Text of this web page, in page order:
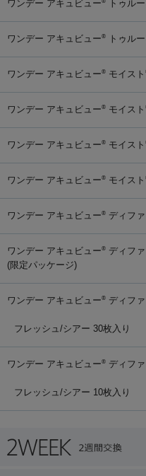
ワンデー アキュビュー トゥル
ワンデー アキュビュー® トゥル
ワンデー アキュビュー® モイスト
ワンデー アキュビュー® モイスト
ワンデー アキュビュー® モイスト
ワンデー アキュビュー® モイスト
ワンデー アキュビュー® ディフ
ワンデー アキュビュー® ディフ
(限定パッケージ)
ワンデー アキュビュー® ディフ
フレッシュ/シアー 30枚入り
ワンデー アキュビュー® ディフ
フレッシュ/シアー 10枚入り